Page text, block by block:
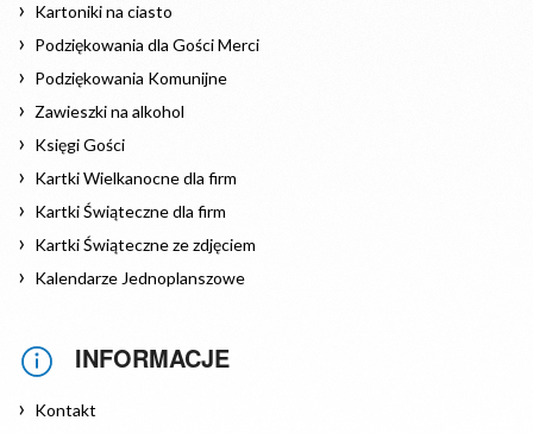
Kartoniki na ciasto
Podziękowania dla Gości Merci
Podziękowania Komunijne
Zawieszki na alkohol
Księgi Gości
Kartki Wielkanocne dla firm
Kartki Świąteczne dla firm
Kartki Świąteczne ze zdjęciem
Kalendarze Jednoplanszowe
INFORMACJE
Kontakt